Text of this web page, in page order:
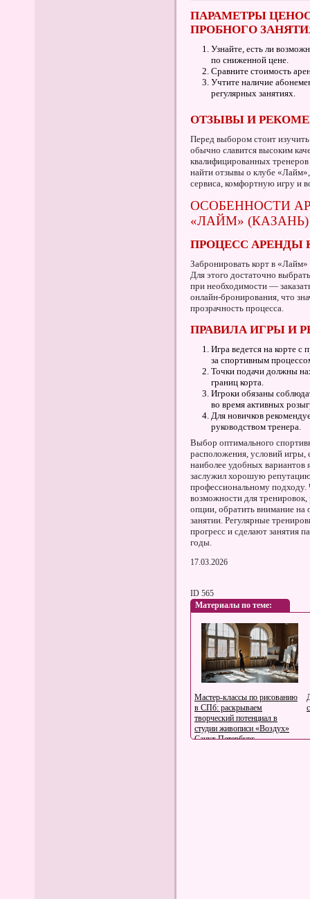
ПАРАМЕТРЫ
ПРОБНОГО
Узнайте, есть ли
по сниженной цене.
Сравните стоимость
Учтите наличие
регулярных занятиях.
ОТЗЫВЫ И
Перед выбором стоит
обычно славится высоким
квалифицированных
найти отзывы о клубе
сервиса, комфортную игру и
ОСОБЕННОСТИ
«ЛАЙМ» (КАЗАНЬ)
ПРОЦЕСС АРЕНДЫ
Забронировать корт в «Лайм»
Для этого достаточно
при необходимости —
онлайн-бронирования, что
прозрачность процесса.
ПРАВИЛА ИГРЫ И
Игра ведется на корте
за спортивным
Точки подачи должны
границ корта.
Игроки обязаны
во время активных
Для новичков
руководством тренера.
Выбор оптимального
расположения, условий игры,
наиболее удобных вариантов
заслужил хорошую
профессиональному подходу.
возможности для тренировок,
опции, обратить внимание на
занятии. Регулярные
прогресс и сделают занятия
годы.
17.03.2026
ID 565
Материалы по теме:
Мастер-классы по рисованию
в СПб: раскрываем
творческий потенциал в
студии живописи «Воздух»
Санкт-Петербург